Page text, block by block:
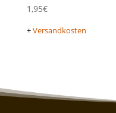
1,95€
+Versandkosten